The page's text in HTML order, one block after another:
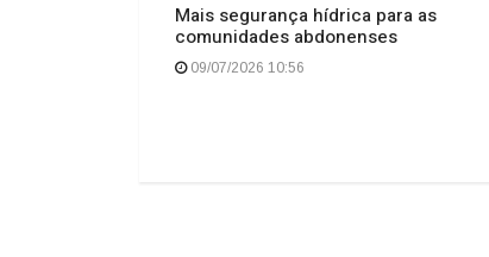
Mais segurança hídrica para as
comunidades abdonenses
09/07/2026 10:56